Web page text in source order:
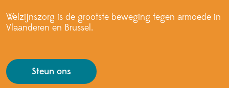
Welzijnszorg is de grootste beweging tegen armoede in
Vlaanderen en Brussel.
Steun ons